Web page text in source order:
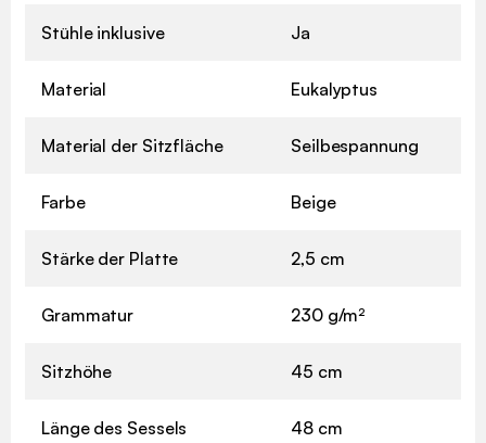
Stühle inklusive Ja
Material Eukalyptus
Material der Sitzfläche Seilbespannung
Farbe Beige
Stärke der Platte 2,5 cm
Grammatur 230 g/m²
Sitzhöhe 45 cm
Länge des Sessels 48 cm